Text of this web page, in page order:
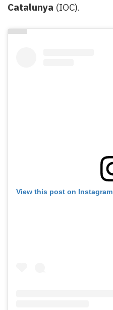
Catalunya (IOC).
View this post on Instagram